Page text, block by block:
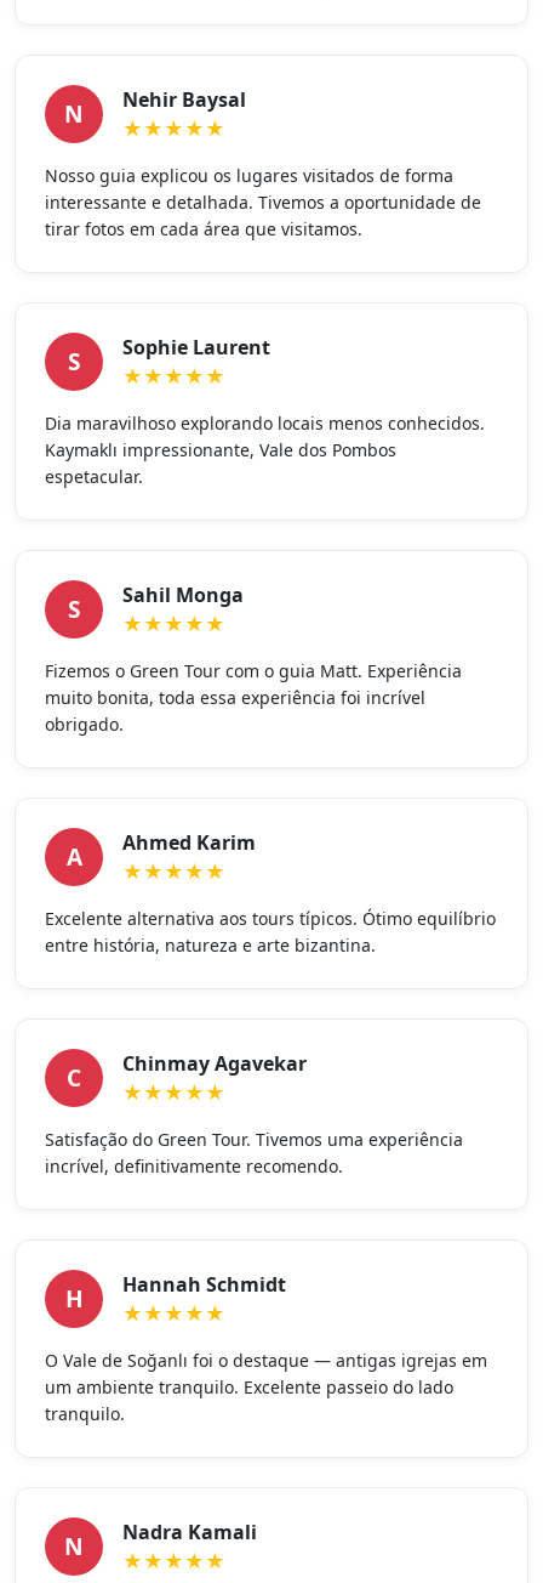
N
Nehir Baysal
★★★★★
Nosso guia explicou os lugares visitados de forma
interessante e detalhada. Tivemos a oportunidade de
tirar fotos em cada área que visitamos.
S
Sophie Laurent
★★★★★
Dia maravilhoso explorando locais menos conhecidos.
Kaymaklı impressionante, Vale dos Pombos
espetacular.
S
Sahil Monga
★★★★★
Fizemos o Green Tour com o guia Matt. Experiência
muito bonita, toda essa experiência foi incrível
obrigado.
A
Ahmed Karim
★★★★★
Excelente alternativa aos tours típicos. Ótimo equilíbrio
entre história, natureza e arte bizantina.
C
Chinmay Agavekar
★★★★★
Satisfação do Green Tour. Tivemos uma experiência
incrível, definitivamente recomendo.
H
Hannah Schmidt
★★★★★
O Vale de Soğanlı foi o destaque — antigas igrejas em
um ambiente tranquilo. Excelente passeio do lado
tranquilo.
N
Nadra Kamali
★★★★★